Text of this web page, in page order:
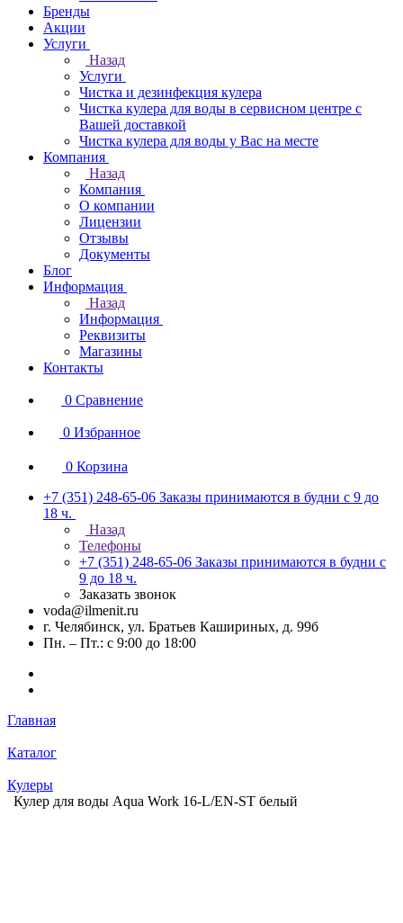
Бренды
Акции
Услуги
Назад
Услуги
Чистка и дезинфекция кулера
Чистка кулера для воды в сервисном центре с
Вашей доставкой
Чистка кулера для воды у Вас на месте
Компания
Назад
Компания
О компании
Лицензии
Отзывы
Документы
Блог
Информация
Назад
Информация
Реквизиты
Магазины
Контакты
0 Сравнение
0 Избранное
0 Корзина
+7 (351) 248-65-06 Заказы принимаются в будни с 9 до
18 ч.
Назад
Телефоны
+7 (351) 248-65-06 Заказы принимаются в будни с
9 до 18 ч.
Заказать звонок
voda@ilmenit.ru
г. Челябинск, ул. Братьев Кашириных, д. 99б
Пн. – Пт.: с 9:00 до 18:00
Главная
Каталог
Кулеры
Кулер для воды Aqua Work 16-L/EN-ST белый